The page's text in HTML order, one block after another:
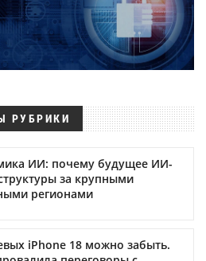
РУБРИКИ
ИИ: почему будущее ИИ-
за крупными
регионами
iPhone 18 можно забыть.